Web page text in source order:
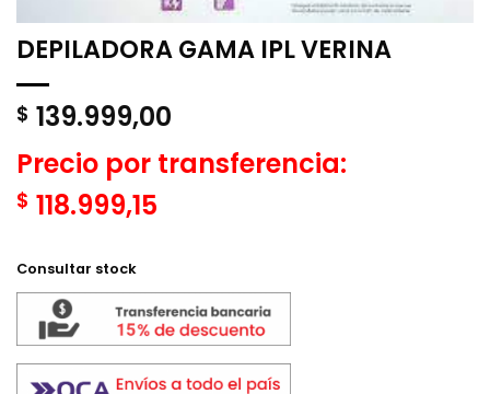
DEPILADORA GAMA IPL VERINA
$ 139.999,00
Precio por transferencia:
$ 118.999,15
Consultar stock